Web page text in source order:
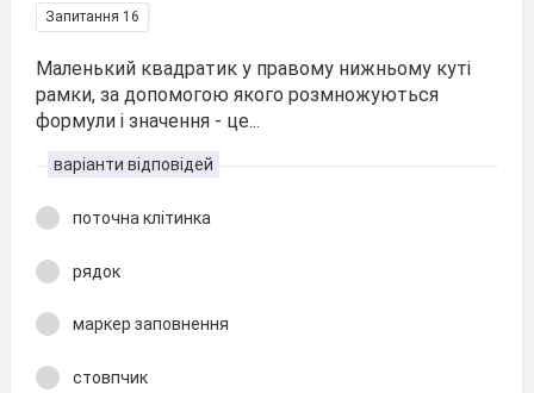
Запитання 16
Маленький квадратик у правому нижньому куті
рамки, за допомогою якого розмножуються
формули і значення - це...
варіанти відповідей
поточна клітинка
рядок
маркер заповнення
стовпчик